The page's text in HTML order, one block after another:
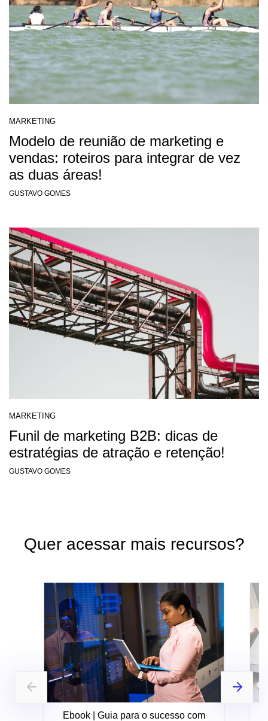
MARKETING
Modelo de reunião de marketing e
vendas: roteiros para integrar de vez
as duas áreas!
GUSTAVO GOMES
MARKETING
Funil de marketing B2B: dicas de
estratégias de atração e retenção!
GUSTAVO GOMES
Quer acessar mais recursos?
Ebook | Guia para o sucesso com